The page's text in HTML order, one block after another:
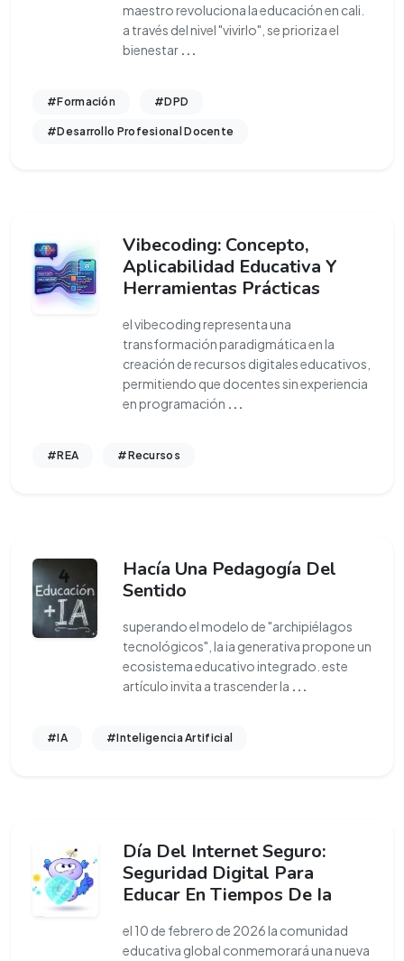
maestro revoluciona la educación en cali.
a través del nivel "vivirlo", se prioriza el
bienestar ...
#Formación #DPD
#Desarrollo Profesional Docente
Vibecoding: Concepto,
Aplicabilidad Educativa Y
Herramientas Prácticas
el vibecoding representa una
transformación paradigmática en la
creación de recursos digitales educativos,
permitiendo que docentes sin experiencia
en programación ...
#REA #Recursos
Hacía Una Pedagogía Del
Sentido
superando el modelo de "archipiélagos
tecnológicos", la ia generativa propone un
ecosistema educativo integrado. este
artículo invita a trascender la ...
#IA #Inteligencia Artificial
Día Del Internet Seguro:
Seguridad Digital Para
Educar En Tiempos De Ia
el 10 de febrero de 2026 la comunidad
educativa global conmemorará una nueva